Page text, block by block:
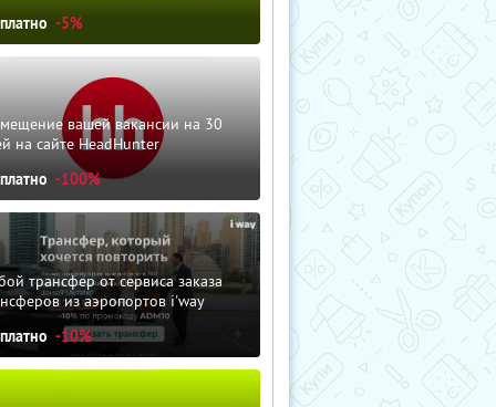
-5%
вашей вакансии на 30
на сайте HeadHunter
-100%
трансфер от сервиса заказа
из аэропортов i'way
-10%